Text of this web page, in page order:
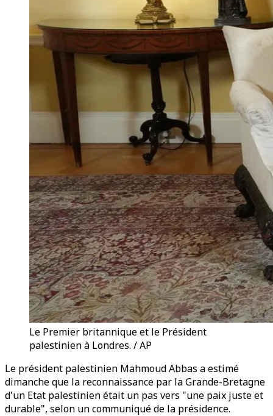
Le Premier britannique et le Président
palestinien à Londres. / AP
Le président palestinien Mahmoud Abbas a estimé
dimanche que la reconnaissance par la Grande-Bretagne
d'un Etat palestinien était un pas vers "une paix juste et
durable", selon un communiqué de la présidence.